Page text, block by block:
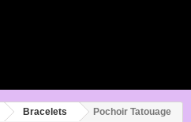
Bracelets
Pochoir Tatouage